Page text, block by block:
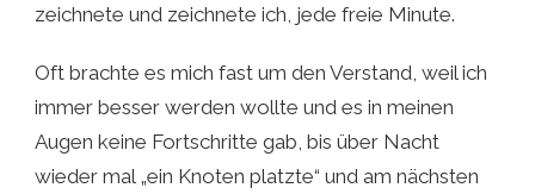
zeichnete und zeichnete ich, jede freie Minute.
Oft brachte es mich fast um den Verstand, weil ich
immer besser werden wollte und es in meinen
Augen keine Fortschritte gab, bis über Nacht
wieder mal „ein Knoten platzte“ und am nächsten